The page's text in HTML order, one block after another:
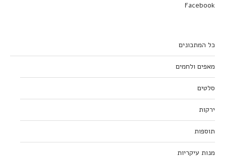
Facebook
כל המתכונים
מאפים ולחמים
סלטים
ירקות
תוספות
מנות עיקריות